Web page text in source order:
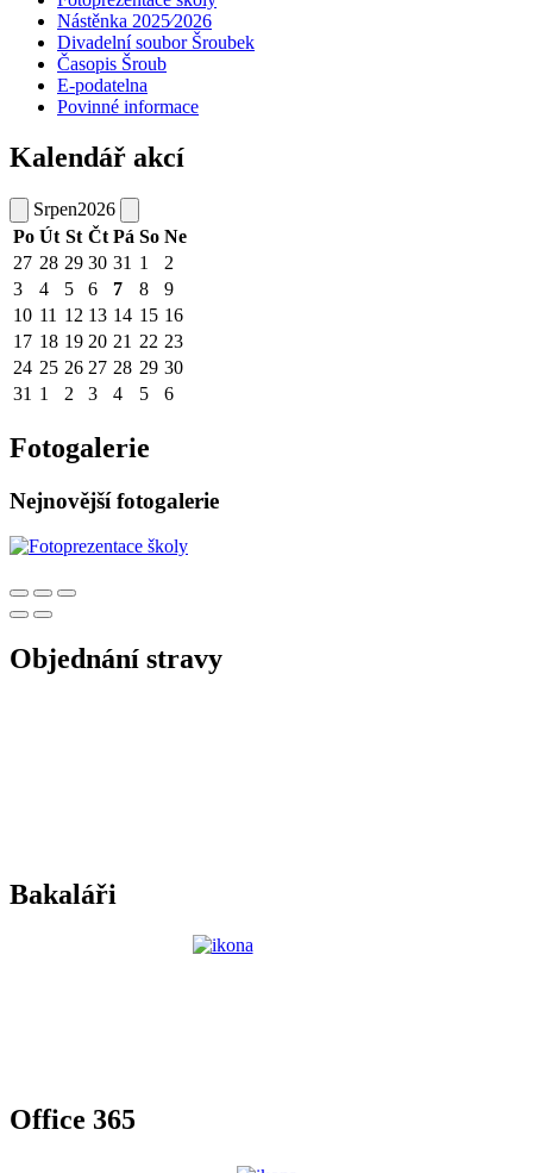
Nástěnka 2025⁄2026
Divadelní soubor Šroubek
Časopis Šroub
E-podatelna
Povinné informace
Kalendář akcí
Srpen2026
Po Út St Čt Pá So Ne
27 28 29 30 31 1
2
3
4 5 6 7 8
9
10 11 12 13 14 15 16
17 18 19 20 21 22 23
24 25 26 27 28 29 30
31 1 2 3 4 5 6
Fotogalerie
Nejnovější fotogalerie
Objednání stravy
Bakaláři
Office 365